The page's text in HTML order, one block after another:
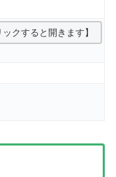
クすると開きます】